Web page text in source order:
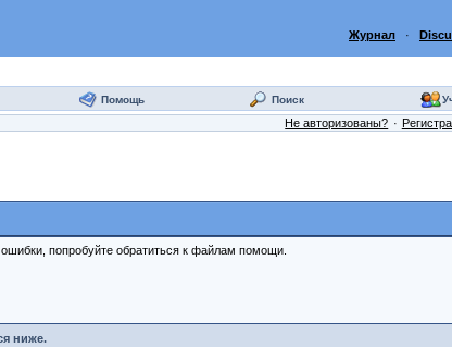
Журнал ·
Помощь Поиск
Не авторизованы?
попробуйте обратиться к файлам помощи.
ниже.